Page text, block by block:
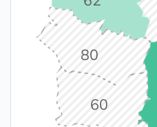
60
80